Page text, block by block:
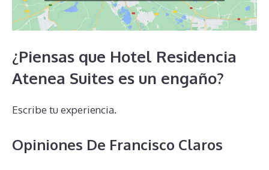
¿Piensas que Hotel Residencia
Atenea Suites es un engaño?
Escribe tu experiencia.
Opiniones De Francisco Claros